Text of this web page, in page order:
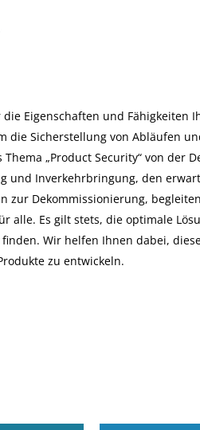
Eigenschaften und Fähigkeiten
die Sicherstellung von Abläufen
„Product Security“ von der
und Inverkehrbringung, den
zur Dekommissionierung,
alle. Es gilt stets, die optimale
Wir helfen Ihnen dabei,
zu entwickeln.